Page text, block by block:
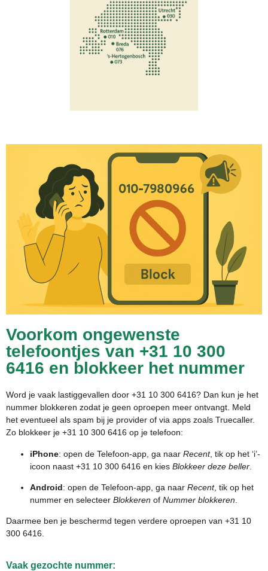
Voorkom ongewenste
telefoontjes van +31 10 300
6416 en blokkeer het nummer
Word je vaak lastiggevallen door +31 10 300 6416? Dan kun je het
nummer blokkeren zodat je geen oproepen meer ontvangt. Meld
het eventueel als spam bij je provider of via apps zoals Truecaller.
Zo blokkeer je +31 10 300 6416 op je telefoon:
iPhone: open de Telefoon-app, ga naar Recent, tik op het ‘i’-
icoon naast +31 10 300 6416 en kies Blokkeer deze beller
Android: open de Telefoon-app, ga naar Recent, tik op het
nummer en selecteer Blokkeren of Nummer blokkeren
Daarmee ben je beschermd tegen verdere oproepen van +31 10
300 6416.
Vaak gezochte nummer: